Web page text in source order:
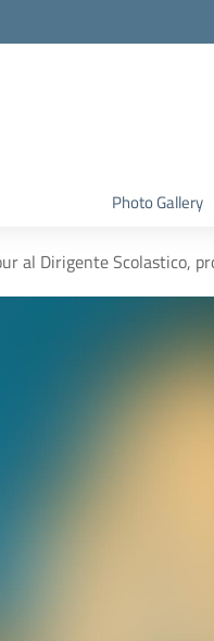
Photo Gallery
al Dirigente Scolastico,